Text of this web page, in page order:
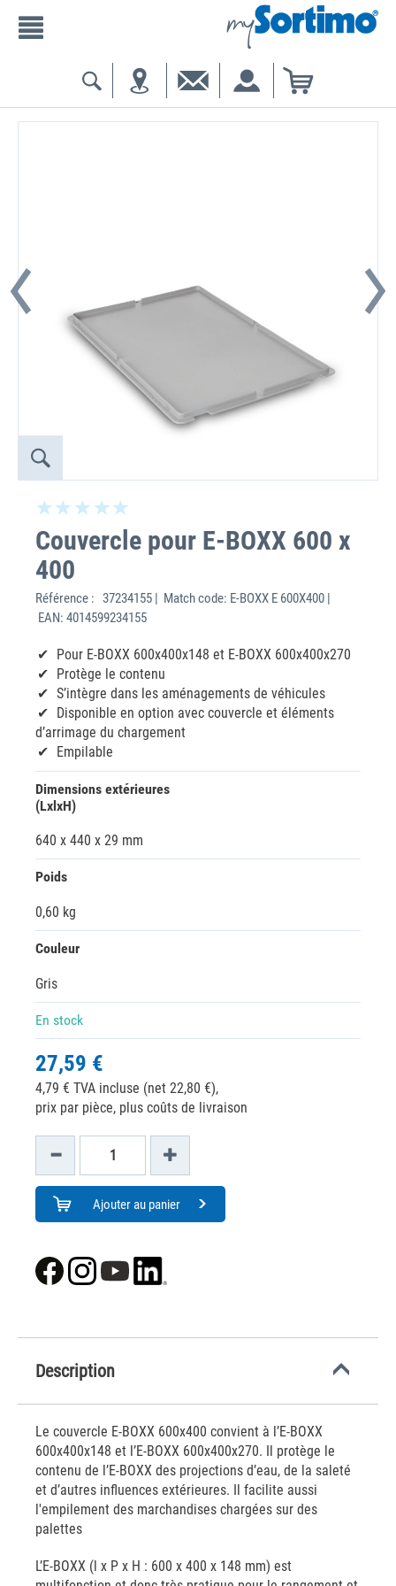
Couvercle pour E-BOXX 600 x
400
Référence : 37234155 | Match code: E-BOXX E 600X400 |
EAN: 4014599234155
Pour E-BOXX 600x400x148 et E-BOXX 600x400x270
Protège le contenu
S’intègre dans les aménagements de véhicules
Disponible en option avec couvercle et éléments
d’arrimage du chargement
Empilable
Dimensions extérieures
(LxlxH)
640 x 440 x 29 mm
Poids
0,60 kg
Couleur
Gris
En stock
27,59 €
4,79 € TVA incluse (net 22,80 €),
prix par pièce, plus coûts de livraison
Ajouter au panier
Description
Le couvercle E-BOXX 600x400 convient à l’E-BOXX
600x400x148 et l’E-BOXX 600x400x270. Il protège le
contenu de l’E-BOXX des projections d’eau, de la saleté
et d’autres influences extérieures. Il facilite aussi
l'empilement des marchandises chargées sur des
palettes
L’E-BOXX (l x P x H : 600 x 400 x 148 mm) est